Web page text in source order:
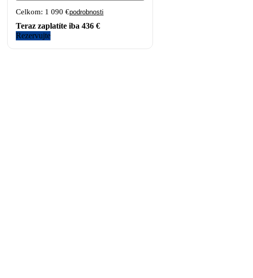
Celkom: 1 090 €podrobnosti
Teraz zaplatíte iba 436 €
Rezervujte